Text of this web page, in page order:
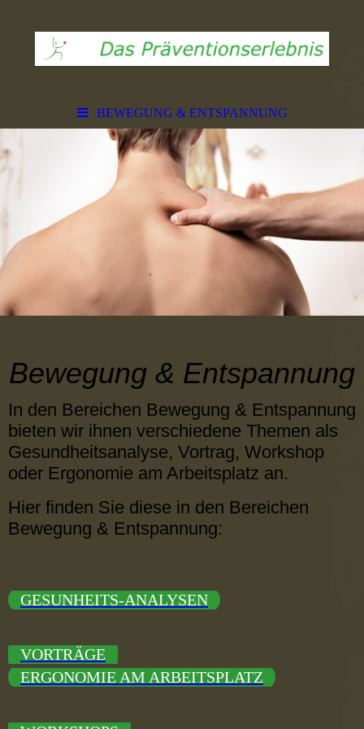
BEWEGUNG & ENTSPANNUNG
Bewegung & Entspannung
In den Bereichen Bewegung & Entspannung
bieten wir ihnen verschiedene Themen als
Gesundheitsanalyse, Vortrag, Workshop
oder Ergonomie am Arbeitsplatz an.
Hier finden Sie diese in den Bereichen
Bewegung & Entspannung:
GESUNHEITS-ANALYSEN
VORTRÄGE
ERGONOMIE AM ARBEITSPLATZ